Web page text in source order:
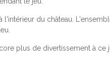
l'intérieur du château.
plus de divertissement à ce